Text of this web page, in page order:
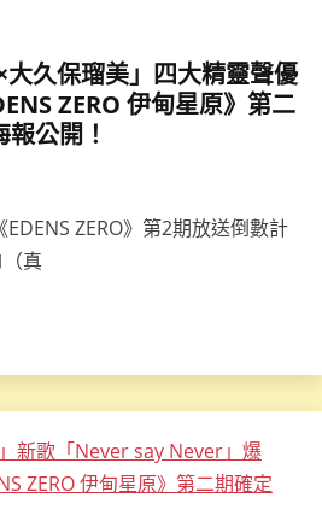
久保瑠美」四大精靈聲優
ZERO 伊甸星原》第二
公開！
ZERO》第2期放送倒數計
真